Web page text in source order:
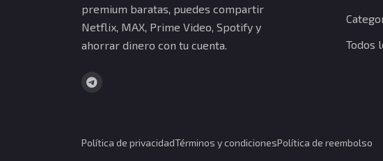
premium baratas, puedes compartir
Netflix, MAX, Prime Video, Spotify y
ahorrar dinero con tu cuenta.
Todos
Política de privacidadTérminos y condicionesPolítica de reembolso